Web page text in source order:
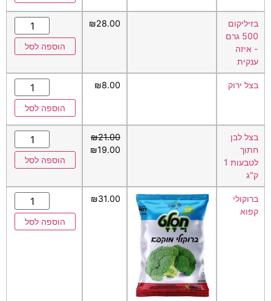
בזיליקום
500 גרם
- איזה
ענקית
₪28.00
הוספה לסל
בצל ירוק ₪8.00
הוספה לסל
בצל לבן
חתוך
לטבעות 1
ק"ג
₪21.00
₪19.00
הוספה לסל
ברוקולי
קפוא
₪31.00
הוספה לסל